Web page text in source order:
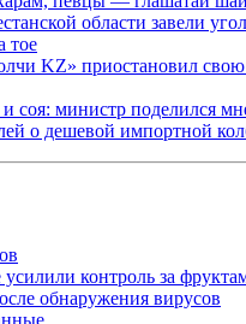
области завели
тое
KZ» приостановил
соя: министр поделился
о дешевой импортной
усилили контроль за
обнаружения вирусов